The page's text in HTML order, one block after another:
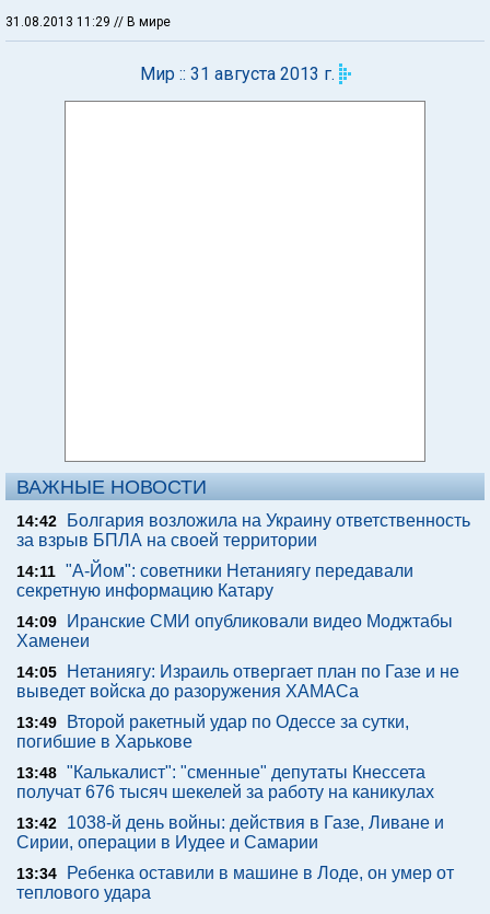
31.08.2013 11:29 // В мире
Мир :: 31 августа 2013 г.
ВАЖНЫЕ НОВОСТИ
14:42
Болгария возложила на Украину ответственность
за взрыв БПЛА на своей территории
14:11 "А-Йом": советники Нетаниягу передавали
секретную информацию Катару
14:09
Иранские СМИ опубликовали видео Моджтабы
Хаменеи
14:05
Нетаниягу: Израиль отвергает план по Газе и не
выведет войска до разоружения ХАМАСа
13:49
Второй ракетный удар по Одессе за сутки,
погибшие в Харькове
13:48 "Калькалист": "сменные" депутаты Кнессета
получат 676 тысяч шекелей за работу на каникулах
13:42
1038-й день войны: действия в Газе, Ливане и
Сирии, операции в Иудее и Самарии
13:34
Ребенка оставили в машине в Лоде, он умер от
теплового удара